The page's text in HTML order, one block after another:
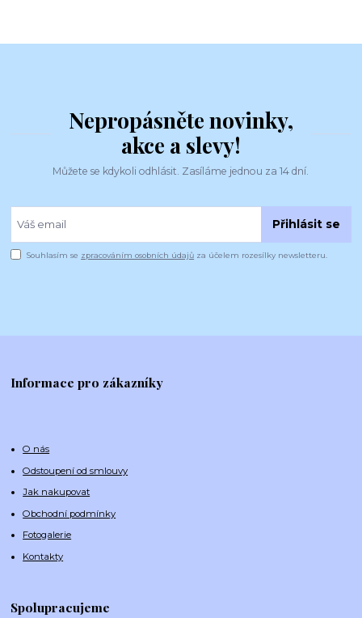
Nepropásněte novinky,
akce a slevy!
Můžete se kdykoli odhlásit. Zasíláme jednou za 14 dní.
Přihlásit se
Souhlasím se zpracováním osobních údajů za účelem rozesílky newsletteru.
Informace pro zákazníky
O nás
Odstoupení od smlouvy
Jak nakupovat
Obchodní podmínky
Fotogalerie
Kontakty
Spolupracujeme